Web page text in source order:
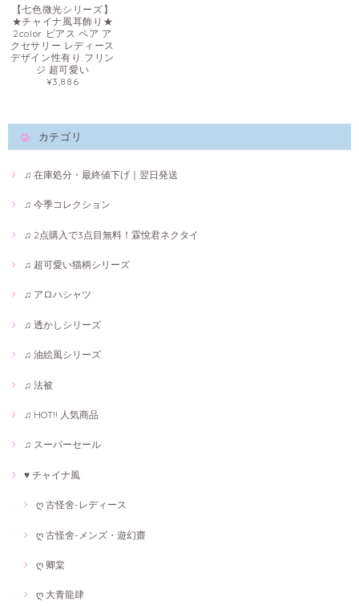
【七色微光シリーズ】
★チャイナ風耳飾り★
2color ピアス ペア ア
クセサリー レディース
デザイン性有り フリン
ジ 超可愛い
¥3,886
カテゴリ
♫ 在庫処分・最終値下げ｜翌日発送
♫ 今季コレクション
♫ 2点購入で3点目無料！霖悅君ネクタイ
♫ 超可愛い猫柄シリーズ
♫ アロハシャツ
♫ 透かしシリーズ
♫ 油絵風シリーズ
♫ 法被
♫ HOT!! 人気商品
♫ スーパーセール
♥ チャイナ風
ღ 古怪舍-レディース
ღ 古怪舍-メンズ・遊幻齋
ღ 卿棠
ღ 大青龍肆